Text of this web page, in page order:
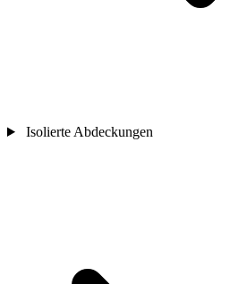
Isolierte Abdeckungen